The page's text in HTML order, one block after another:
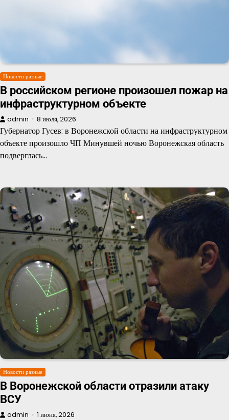
Новости разные
В российском регионе произошел пожар на
инфраструктурном объекте
admin 8 июля, 2026
Губернатор Гусев: в Воронежской области на инфраструктурном
объекте произошло ЧП Минувшей ночью Воронежская область
подверглась…
Новости разные
В Воронежской области отразили атаку
ВСУ
admin 1 июня, 2026